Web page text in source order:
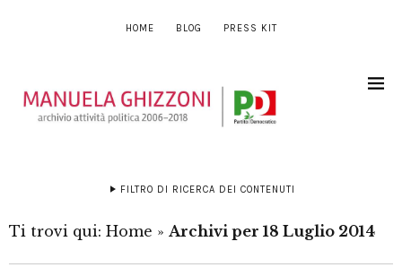
HOME BLOG PRESS KIT
FILTRO DI RICERCA DEI CONTENUTI
Ti trovi qui: Home » Archivi per 18 Luglio 2014